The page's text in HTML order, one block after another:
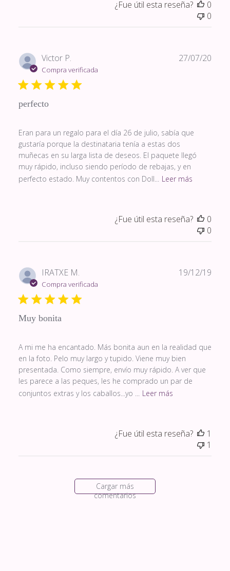
¿Fue útil esta reseña?
0
0
Victor P.
Compra verificada
perfecto
Eran para un regalo para el día 26 de julio, sabía que
gustaría porque la destinataria tenía a estas dos
muñecas en su larga lista de deseos. El paquete llegó
muy rápido, incluso siendo período de rebajas, y en
perfecto estado. Muy contentos con Doll...
Leer más
27/07/20
¿Fue útil esta reseña?
0
0
IRATXE M.
Compra verificada
Muy bonita
A mi me ha encantado. Más bonita aun en la realidad que
en la foto. Pelo muy largo y tupido. Viene muy bien
presentada. Como siempre, envío muy rápido. A ver que
les parece a las peques, les he comprado un par de
conjuntos extras y los caballos...yo ...
Leer más
19/12/19
¿Fue útil esta reseña?
1
1
Cargar más
comentarios